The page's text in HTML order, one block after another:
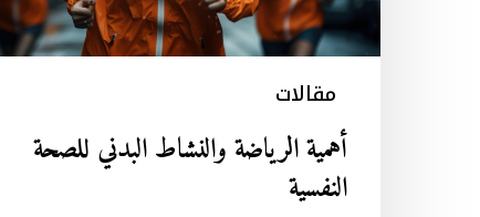
مقالات
أهمية الرياضة والنشاط البدني للصحة
النفسية